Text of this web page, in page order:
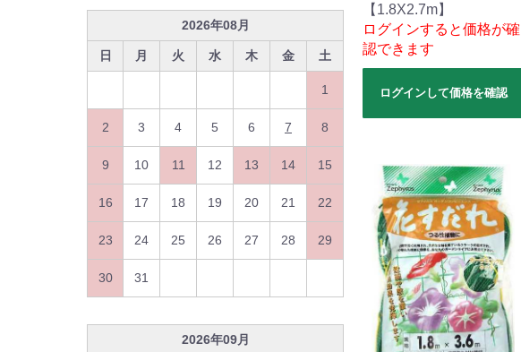
2026年08月
日 月 火 水 木 金 土
1
2 3 4 5 6 7 8
9 10 11 12 13 14 15
16 17 18 19 20 21 22
23 24 25 26 27 28 29
30 31
2026年09月
【1.8X2.7m】
ログインすると価格が確
認できます
ログインして価格を確認